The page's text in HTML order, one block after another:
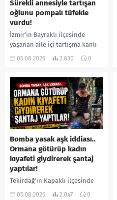
Sürekli annesiyle tartışan
oğlunu pompalı tüfekle
vurdu!
İzmir’in Bayraklı ilçesinde
yaşanan aile içi tartışma kanlı
bitti. İddiaya göre, uzun süredir
05.08.2026 2.830 0
Bomba yasak aşk iddiası..
Ormana götürüp kadın
kıyafeti giydirerek şantaj
yaptılar!
Tekirdağ’ın Kapaklı ilçesinde
bir kişiyi, arkadaşının eşiyle
05.08.2026 2.047 0